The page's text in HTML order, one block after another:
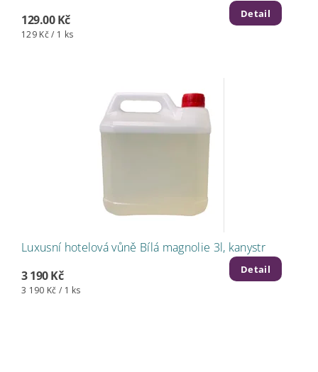
129.00 Kč
129 Kč / 1 ks
Detail
Luxusní hotelová vůně Bílá magnolie 3l, kanystr
3 190 Kč
3 190 Kč / 1 ks
Detail